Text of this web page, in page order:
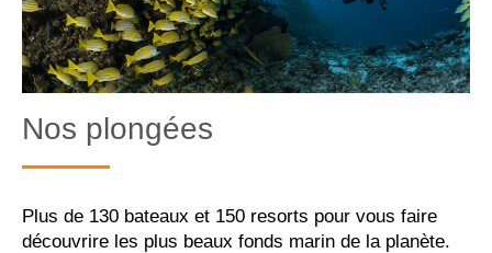
Nos plongées
Plus de 130 bateaux et 150 resorts pour vous faire
découvrire les plus beaux fonds marin de la planète.